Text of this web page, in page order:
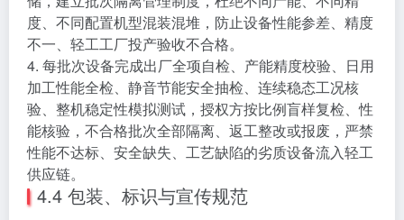
度、不同配置机型混装混堆，防止设备性能参差、精度
不一、轻工工厂投产验收不合格。
4. 每批次设备完成出厂全项自检、产能精度校验、日用
加工性能全检、静音节能安全抽检、连续稳态工况核
验、整机稳定性模拟测试，授权方按比例盲样复检、性
能核验，不合格批次全部隔离、返工整改或报废，严禁
性能不达标、安全缺失、工艺缺陷的劣质设备流入轻工
供应链。
4.4 包装、标识与宣传规范